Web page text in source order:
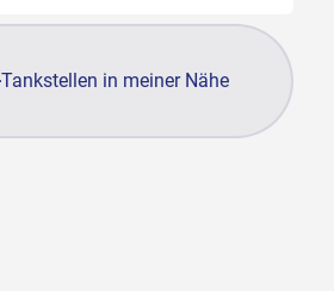
Tankstellen in meiner Nähe